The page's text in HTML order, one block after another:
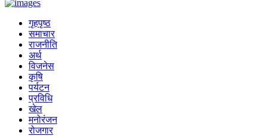
गृहपृष्ठ
समाचार
राजनीति
अर्थ
विजनेस
कृषि
पर्यटन
प्रविधि
खेल
मनोरंजन
रोजगार